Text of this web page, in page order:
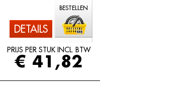
DETAILS
BESTELLEN
PRIJS PER STUK INCL. BTW
€ 41,82